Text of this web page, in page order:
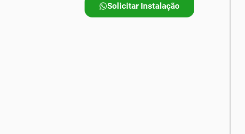
Solicitar Instalação